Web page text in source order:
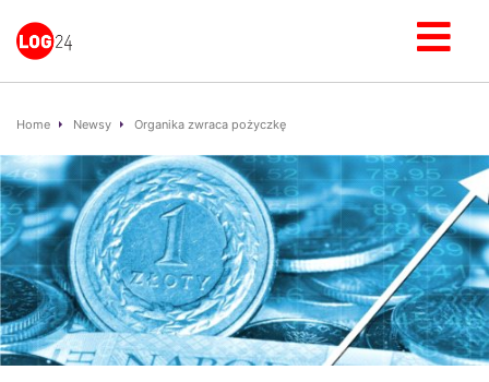
Home Newsy Organika zwraca pożyczkę